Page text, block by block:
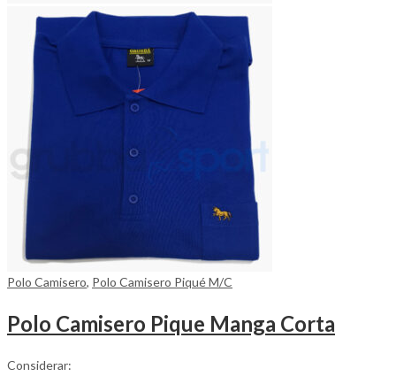
Polo Camisero, Polo Camisero Piqué M/C
Polo Camisero Pique Manga Corta
Considerar: